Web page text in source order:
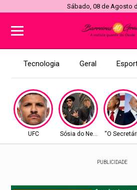
Sábado, 08 de Agosto
Tecnologia Geral
UFC Sósia do Neymar“O
PUBLICIDADE